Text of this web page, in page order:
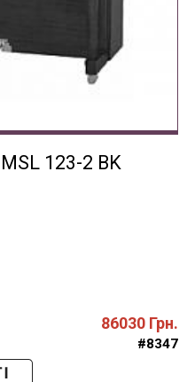
123-2 BK
86030 Грн.
#8347